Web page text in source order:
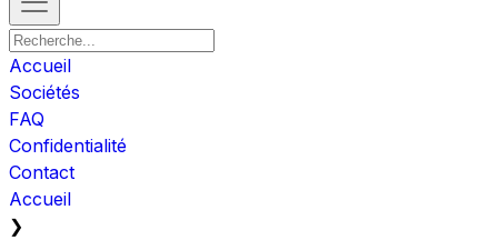
Accueil
Sociétés
FAQ
Confidentialité
Contact
Accueil
❯